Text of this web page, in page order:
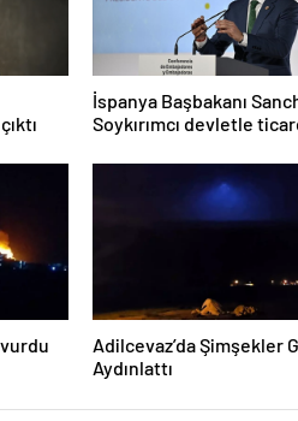
İspanya Başbakanı
Soykırımcı devletle
Adilcevaz’da Şimşekler
Aydınlattı